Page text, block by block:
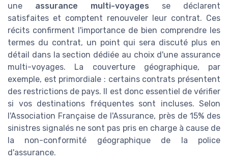
une assurance multi-voyages se déclarent
satisfaites et comptent renouveler leur contrat. Ces
récits confirment l'importance de bien comprendre les
termes du contrat, un point qui sera discuté plus en
détail dans la section dédiée au choix d'une assurance
multi-voyages. La couverture géographique, par
exemple, est primordiale : certains contrats présentent
des restrictions de pays. Il est donc essentiel de vérifier
si vos destinations fréquentes sont incluses. Selon
l'Association Française de l'Assurance, près de 15% des
sinistres signalés ne sont pas pris en charge à cause de
la non-conformité géographique de la police
d'assurance.